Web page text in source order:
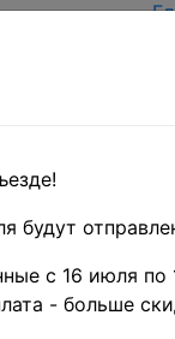
»
будут
с 16 июля по
- больше